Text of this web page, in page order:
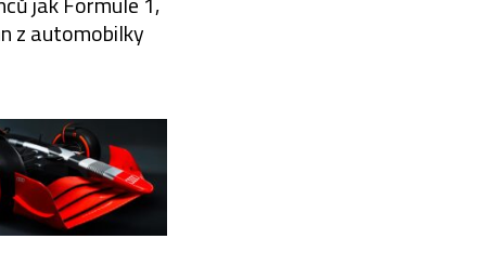
z automobilky